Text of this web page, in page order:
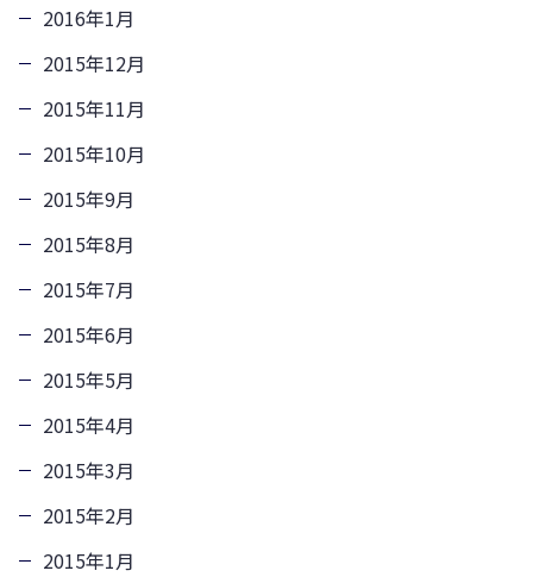
2016年1月
2015年12月
2015年11月
2015年10月
2015年9月
2015年8月
2015年7月
2015年6月
2015年5月
2015年4月
2015年3月
2015年2月
2015年1月